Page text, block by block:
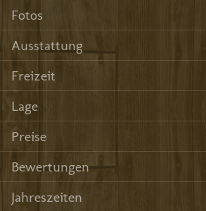
Fotos
Ausstattung
Freizeit
Lage
Preise
Bewertungen
Jahreszeiten